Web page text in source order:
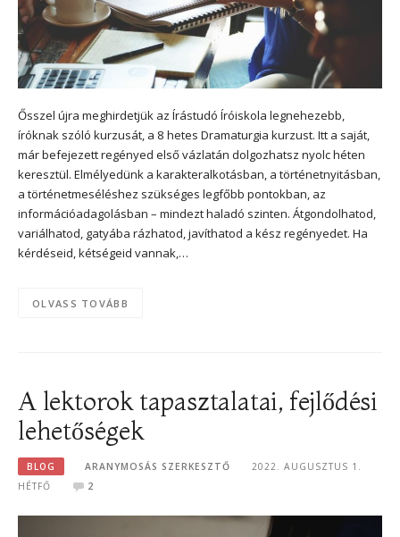
Ősszel újra meghirdetjük az Írástudó Íróiskola legnehezebb,
íróknak szóló kurzusát, a 8 hetes Dramaturgia kurzust. Itt a saját,
már befejezett regényed első vázlatán dolgozhatsz nyolc héten
keresztül. Elmélyedünk a karakteralkotásban, a történetnyitásban,
a történetmeséléshez szükséges legfőbb pontokban, az
információadagolásban – mindezt haladó szinten. Átgondolhatod,
variálhatod, gatyába rázhatod, javíthatod a kész regényedet. Ha
kérdéseid, kétségeid vannak,…
OLVASS TOVÁBB
A lektorok tapasztalatai, fejlődési
lehetőségek
BLOG ARANYMOSÁS SZERKESZTŐ
2022. AUGUSZTUS 1.
HÉTFŐ
2